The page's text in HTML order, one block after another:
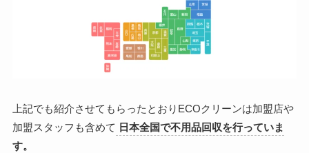
上記でも紹介させてもらったとおり ECOクリーンは加盟店や
加盟スタッフも含めて 日本全国で不用品回収を行っていま
す。